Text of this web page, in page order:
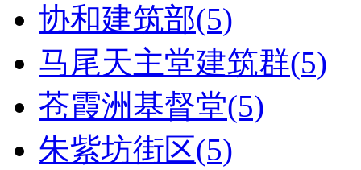
协和建筑部(5)
马尾天主堂建筑群(5)
苍霞洲基督堂(5)
朱紫坊街区(5)